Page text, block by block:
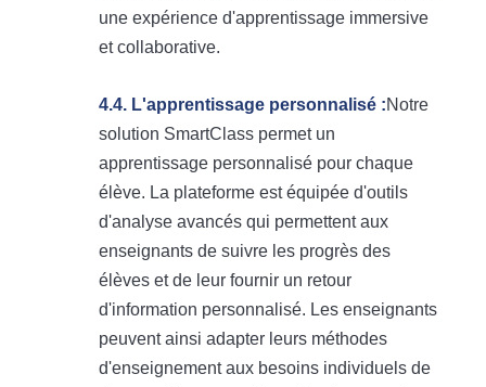
une expérience d'apprentissage immersive
et collaborative.
4.4. L'apprentissage personnalisé :Notre
solution SmartClass permet un
apprentissage personnalisé pour chaque
élève. La plateforme est équipée d'outils
d'analyse avancés qui permettent aux
enseignants de suivre les progrès des
élèves et de leur fournir un retour
d'information personnalisé. Les enseignants
peuvent ainsi adapter leurs méthodes
d'enseignement aux besoins individuels de